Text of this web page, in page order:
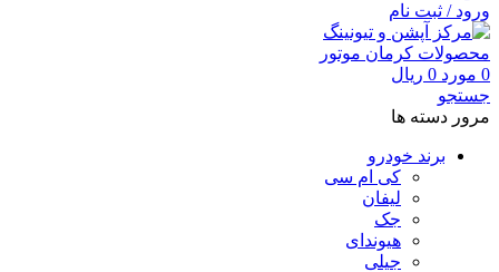
ورود / ثبت نام
0 مورد 0 ریال
جستجو
مرور دسته ها
برند خودرو
کی ام سی
لیفان
جک
هیوندای
جیلی